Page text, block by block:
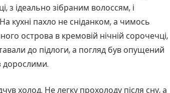
з ідеально зібраним волоссям, і
кухні пахло не сніданком, а чимось
острова в кремовій нічній сорочечці,
до підлоги, а погляд був опущений
дорослими.
холод. Не легку прохолоду після сну, а